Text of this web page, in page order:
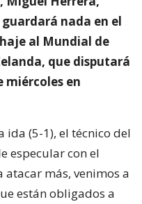
nada en el
al Mundial de
que disputará
miércoles en
ida (5-1), el técnico del
especular con el
atacar más, venimos a
están obligados a